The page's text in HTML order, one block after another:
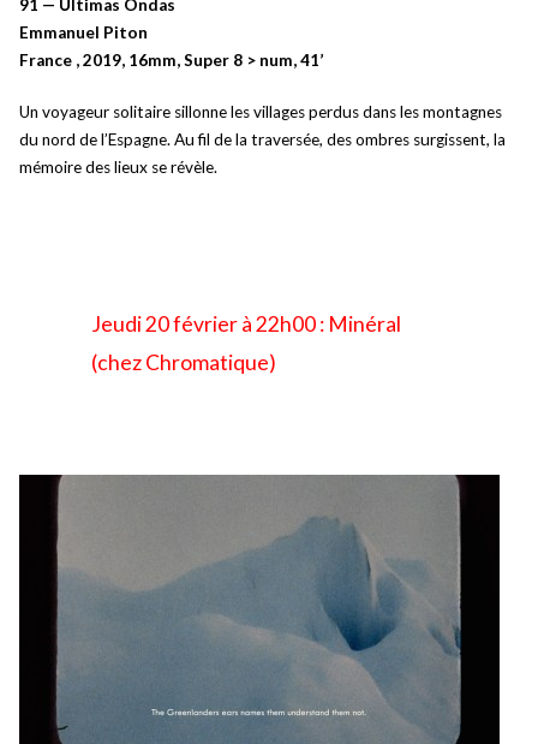
91 — Últimas Ondas
Emmanuel Piton
France , 2019, 16mm, Super 8 > num, 41’
Un voyageur solitaire sillonne les villages perdus dans les montagnes
du nord de l’Espagne. Au fil de la traversée, des ombres surgissent, la
mémoire des lieux se révèle.
Jeudi 20 février à 22h00 : Minéral
(chez Chromatique)